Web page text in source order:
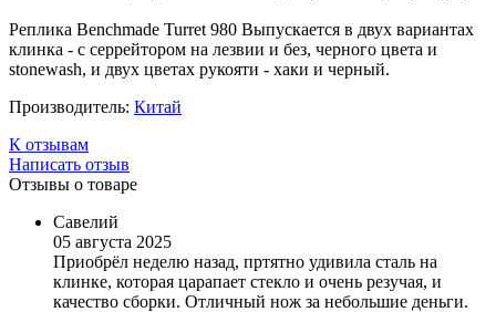
Реплика Benchmade Turret 980 Выпускается в двух вариантах
клинка - с серрейтором на лезвии и без, черного цвета и
stonewash, и двух цветах рукояти - хаки и черный.
Производитель: Китай
К отзывам
Написать отзыв
Отзывы о товаре
Савелий
05 августа 2025
Приобрёл неделю назад, пртятно удивила сталь на
клинке, которая царапает стекло и очень резучая, и
качество сборки. Отличный нож за небольшие деньги.